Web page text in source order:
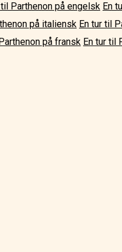
til Parthenon på engelsk En
på italiensk En tur til
på fransk En tur til